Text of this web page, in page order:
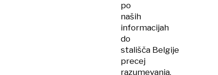
po
naših
informacijah
do
stališča Belgije
precej
razumevanja.